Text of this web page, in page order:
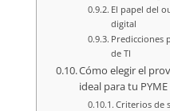
El papel del
digital
Predicciones
de TI
Cómo elegir el
ideal para tu PYME
Criterios de